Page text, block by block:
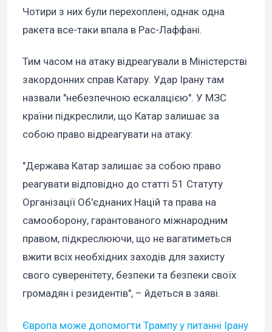
Чотири з них були перехоплені, однак одна
ракета все-таки впала в Рас-Лаффані.
Тим часом на атаку відреагували в Міністерстві
закордонних справ Катару. Удар Ірану там
назвали "небезпечною ескалацією". У МЗС
країни підкреслили, що Катар залишає за
собою право відреагувати на атаку:
"Держава Катар залишає за собою право
реагувати відповідно до статті 51 Статуту
Організації Об'єднаних Націй та права на
самооборону, гарантованого міжнародним
правом, підкреслюючи, що не вагатиметься
вжити всіх необхідних заходів для захисту
свого суверенітету, безпеки та безпеки своїх
громадян і резидентів", – йдеться в заяві.
Європа може допомогти Трампу у питанні Ірану